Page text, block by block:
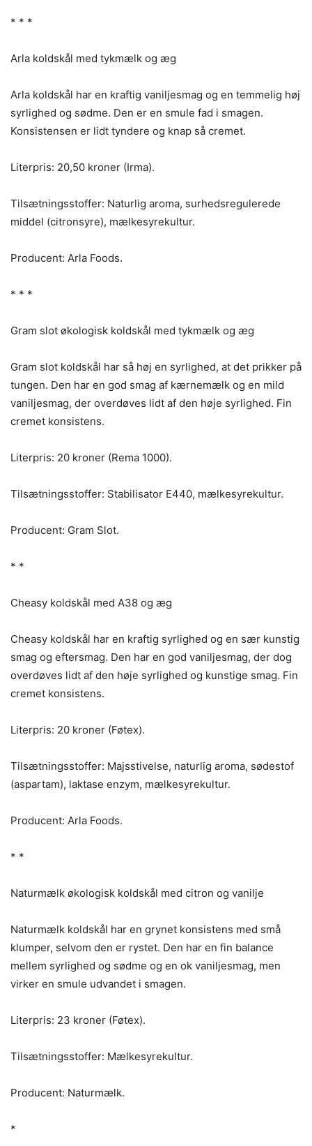
* * *
Arla koldskål med tykmælk og æg
Arla koldskål har en kraftig vaniljesmag og en temmelig høj
syrlighed og sødme. Den er en smule fad i smagen.
Konsistensen er lidt tyndere og knap så cremet.
Literpris: 20,50 kroner (Irma).
Tilsætningsstoffer: Naturlig aroma, surhedsregulerede
middel (citronsyre), mælkesyrekultur.
Producent: Arla Foods.
* * *
Gram slot økologisk koldskål med tykmælk og æg
Gram slot koldskål har så høj en syrlighed, at det prikker på
tungen. Den har en god smag af kærnemælk og en mild
vaniljesmag, der overdøves lidt af den høje syrlighed. Fin
cremet konsistens.
Literpris: 20 kroner (Rema 1000).
Tilsætningsstoffer: Stabilisator E440, mælkesyrekultur.
Producent: Gram Slot.
* *
Cheasy koldskål med A38 og æg
Cheasy koldskål har en kraftig syrlighed og en sær kunstig
smag og eftersmag. Den har en god vaniljesmag, der dog
overdøves lidt af den høje syrlighed og kunstige smag. Fin
cremet konsistens.
Literpris: 20 kroner (Føtex).
Tilsætningsstoffer: Majsstivelse, naturlig aroma, sødestof
(aspartam), laktase enzym, mælkesyrekultur.
Producent: Arla Foods.
* *
Naturmælk økologisk koldskål med citron og vanilje
Naturmælk koldskål har en grynet konsistens med små
klumper, selvom den er rystet. Den har en fin balance
mellem syrlighed og sødme og en ok vaniljesmag, men
virker en smule udvandet i smagen.
Literpris: 23 kroner (Føtex).
Tilsætningsstoffer: Mælkesyrekultur.
Producent: Naturmælk.
*